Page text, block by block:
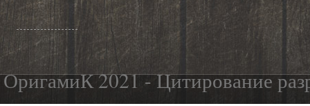
ОригамиК 2021 - Цитирование